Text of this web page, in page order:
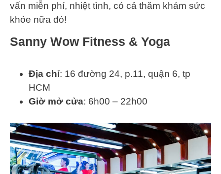
vấn miễn phí, nhiệt tình, có cả thăm khám sức
khỏe nữa đó!
Sanny Wow Fitness & Yoga
Địa chỉ: 16 đường 24, p.11, quận 6, tp
HCM
Giờ mở cửa: 6h00 – 22h00